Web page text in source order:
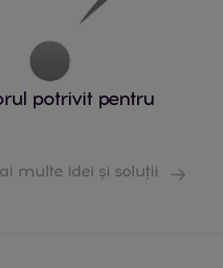
potrivit pentru
multe idei și soluții